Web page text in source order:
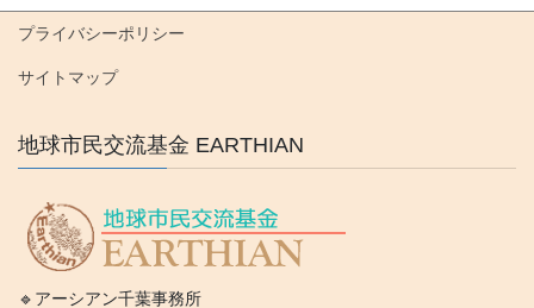
プライバシーポリシー
サイトマップ
地球市民交流基金 EARTHIAN
🔹アーシアン千葉事務所